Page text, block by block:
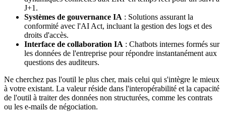
J+1.
Systèmes de gouvernance IA : Solutions assurant la
conformité avec l'AI Act, incluant la gestion des logs et des
droits d'accès.
Interface de collaboration IA : Chatbots internes formés sur
les données de l'entreprise pour répondre instantanément aux
questions des auditeurs.
Ne cherchez pas l'outil le plus cher, mais celui qui s'intègre le mieux
à votre existant. La valeur réside dans l'interopérabilité et la capacité
de l'outil à traiter des données non structurées, comme les contrats
ou les e-mails de négociation.